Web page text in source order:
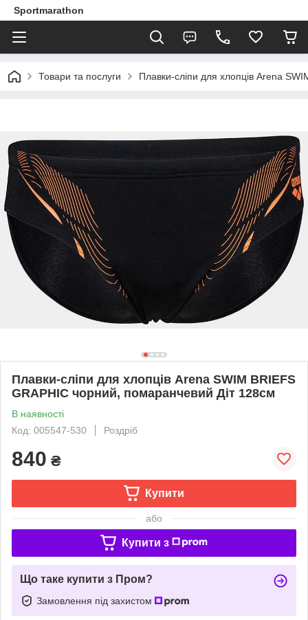
Sportmarathon
Товари та послуги Плавки-сліпи для хлопців Arena
Плавки-сліпи для хлопців Arena SWIM BRIEFS
GRAPHIC чорний, помаранчевий Діт 128см
В наявності
Код: 005547-530
Роздріб
840 ₴
Купити
або
Купити з
Що таке купити з Пром?
Замовлення під захистом